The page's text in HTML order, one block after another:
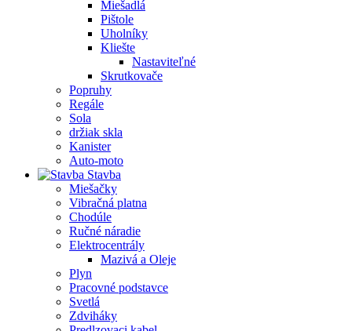
Miešadlá
Pištole
Uholníky
Kliešte
Nastaviteľné
Skrutkovače
Popruhy
Regále
Sola
držiak skla
Kanister
Auto-moto
Stavba
Miešačky
Vibračná platna
Chodúle
Ručné náradie
Elektrocentrály
Mazivá a Oleje
Plyn
Pracovné podstavce
Svetlá
Zdviháky